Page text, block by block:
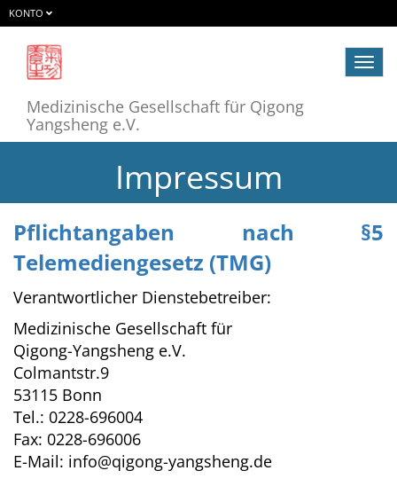
KONTO
ein-/
Medizinische Gesellschaft für Qigong
Yangsheng e.V.
Impressum
Pflichtangaben nach §5
Telemediengesetz (TMG)
Verantwortlicher Dienstebetreiber:
Medizinische Gesellschaft für
Qigong-Yangsheng e.V.
Colmantstr.9
53115 Bonn
Tel.: 0228-696004
Fax: 0228-696006
E-Mail: info@qigong-yangsheng.de